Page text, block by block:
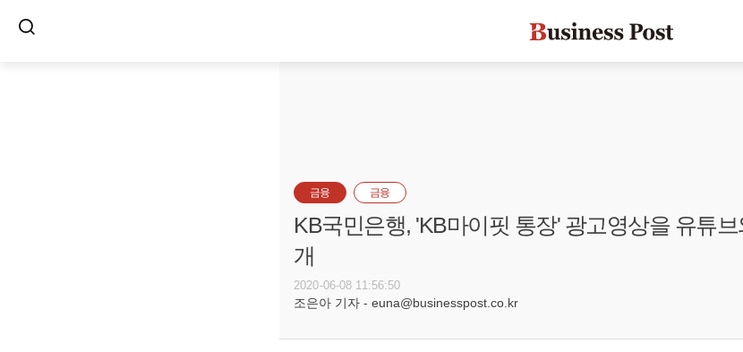
금융 금융
KB국민은행, 'KB마이핏 통장' 광고영상을 유튜
개
2020-06-08 11:56:50
조은아 기자 - euna@businesspost.co.kr